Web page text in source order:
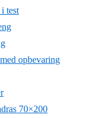
i test
opbevaring
70×200